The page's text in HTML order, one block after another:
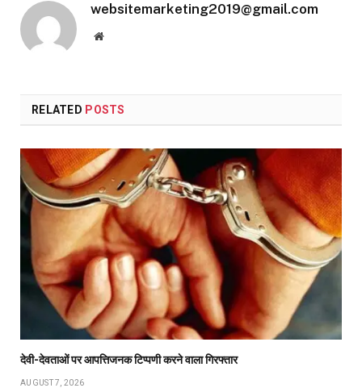
websitemarketing2019@gmail.com
Website
RELATED POSTS
देवी-देवताओं पर आपत्तिजनक टिप्पणी करने वाला गिरफ्तार
AUGUST 7, 2026